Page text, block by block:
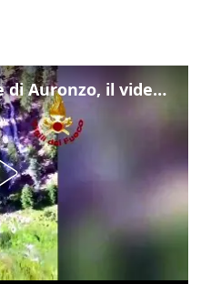
Frana lambisce le case di Auronzo, il video dall'elicottero dei vigili del fuoco